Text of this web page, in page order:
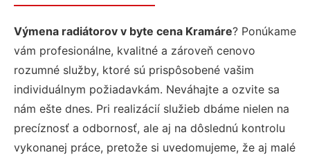
Výmena radiátorov v byte cena Kramáre? Ponúkame
vám profesionálne, kvalitné a zároveň cenovo
rozumné služby, ktoré sú prispôsobené vašim
individuálnym požiadavkám. Neváhajte a ozvite sa
nám ešte dnes. Pri realizácií služieb dbáme nielen na
precíznosť a odbornosť, ale aj na dôslednú kontrolu
vykonanej práce, pretože si uvedomujeme, že aj malé